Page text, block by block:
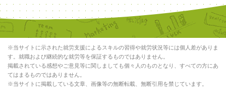
※当サイトに示された就労支援によるスキルの習得や就労状況等には個人差がありま
す。就職および継続的な就労等を保証するものではありません。
掲載されている感想やご意見等に関しましても個々人のものとなり、すべての方にあ
てはまるものではありません。
※当サイトに掲載している文章、画像等の無断転載、無断引用を禁じています。